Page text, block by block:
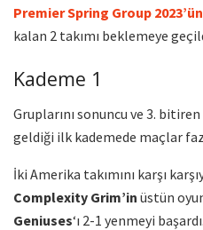
Premier Spring Group 2023’ün
kalan 2 takımı beklemeye
Kademe 1
Gruplarını sonuncu ve 3. bitiren
geldiği ilk kademede maçlar
İki Amerika takımını karşı
Complexity Grim’in üstün
Geniuses‘ı 2-1 yenmeyi